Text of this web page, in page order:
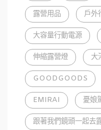
露營用品 戶外
大容量行動電源
伸縮露營燈 大
GOODGOODS
EMIRAI 憂娘
跟著我們鏡頭一起去